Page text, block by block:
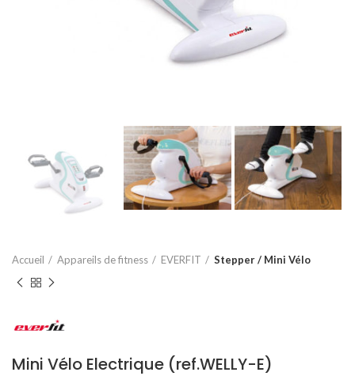
Accueil Appareils de fitness EVERFIT Stepper / Mini Vélo
Mini Vélo Electrique (ref.WELLY-E)